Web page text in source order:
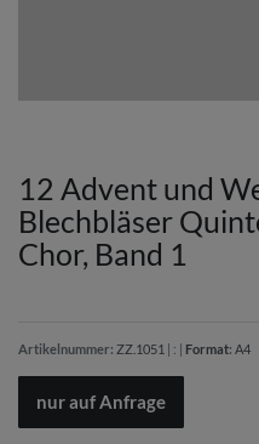
12 Advent und
Blechbläser
Chor, Band 1
Artikelnummer: ZZ.1051 | : | Format: A4
nur auf Anfrage